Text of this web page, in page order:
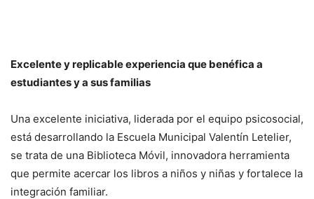
Excelente y replicable experiencia que benéfica a
estudiantes y a sus familias
Una excelente iniciativa, liderada por el equipo psicosocial,
está desarrollando la Escuela Municipal Valentín Letelier,
se trata de una Biblioteca Móvil, innovadora herramienta
que permite acercar los libros a niños y niñas y fortalece la
integración familiar.